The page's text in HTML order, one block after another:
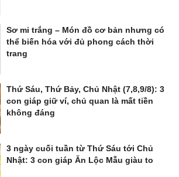
Sơ mi trắng – Món đồ cơ bản nhưng có
thể biến hóa với đủ phong cách thời
trang
Thứ Sáu, Thứ Bảy, Chủ Nhật (7,8,9/8): 3
con giáp giữ ví, chủ quan là mất tiền
không đáng
3 ngày cuối tuần từ Thứ Sáu tới Chủ
Nhật: 3 con giáp Ăn Lộc Mẫu giàu to